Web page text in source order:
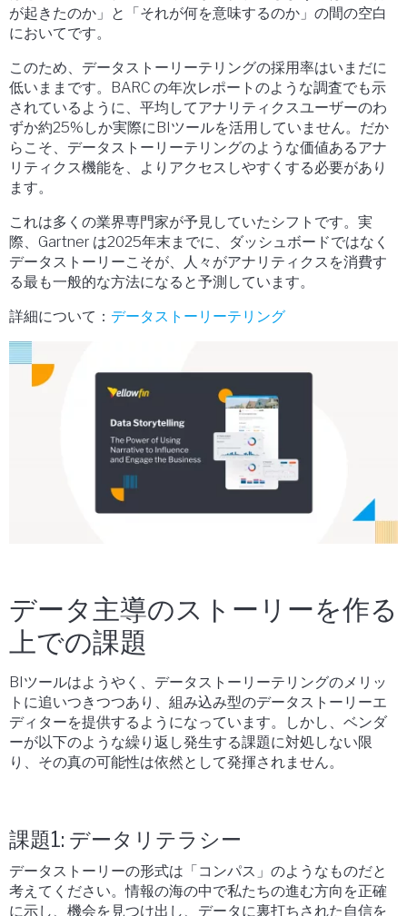
が起きたのか」と「それが何を意味するのか」の間の空白
においてです。
このため、データストーリーテリングの採用率はいまだに
低いままです。BARC の年次レポートのような調査でも示
されているように、平均してアナリティクスユーザーのわ
ずか約25%しか実際にBIツールを活用していません。だか
らこそ、データストーリーテリングのような価値あるアナ
リティクス機能を、よりアクセスしやすくする必要があり
ます。
これは多くの業界専門家が予見していたシフトです。実
際、Gartner は2025年末までに、ダッシュボードではなく
データストーリーこそが、人々がアナリティクスを消費す
る最も一般的な方法になると予測しています。
詳細について： データストーリーテリング
データ主導のストーリーを作る
上での課題
BIツールはようやく、データストーリーテリングのメリッ
トに追いつきつつあり、組み込み型のデータストーリーエ
ディターを提供するようになっています。しかし、ベンダ
ーが以下のような繰り返し発生する課題に対処しない限
り、その真の可能性は依然として発揮されません。
課題1: データリテラシー
データストーリーの形式は「コンパス」のようなものだと
考えてください。情報の海の中で私たちの進む方向を正確
に示し、機会を見つけ出し、データに裏打ちされた自信を